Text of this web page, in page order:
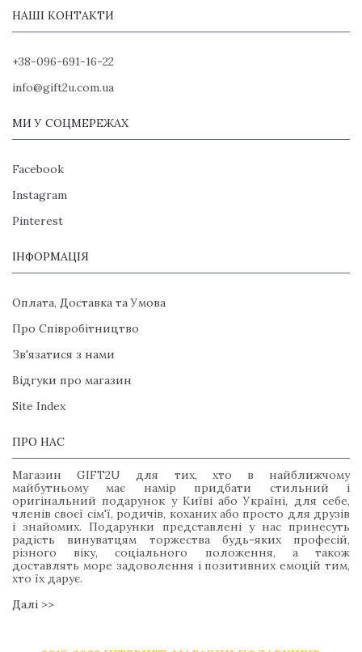
НАШІ КОНТАКТИ
+38-096-691-16-22
info@gift2u.com.ua
МИ У СОЦМЕРЕЖАХ
Facebook
Instagram
Pinterest
ІНФОРМАЦІЯ
Оплата, Доставка та Умова
Про Співробітництво
Зв'язатися з нами
Відгуки про магазин
Site Index
ПРО НАС
Магазин GIFT2U для тих, хто в найближчому
майбутньому має намір придбати стильний і
оригінальний подарунок у Київі або Україні, для себе,
членів своєї сім'ї, родичів, коханих або просто для друзів
і знайомих. Подарунки представлені у нас принесуть
радість винуватцям торжества будь-яких професій,
різного віку, соціального положення, а також
доставлять море задоволення і позитивних емоцій тим,
хто їх дарує.
Далі >>